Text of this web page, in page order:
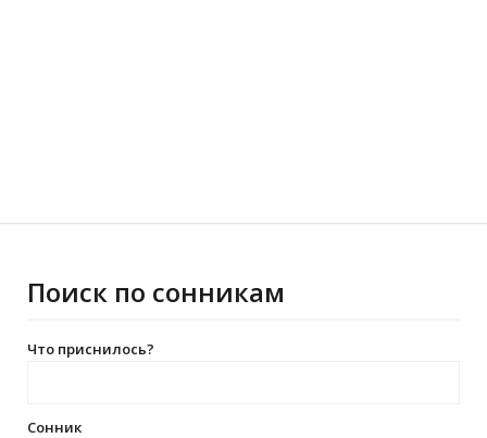
Поиск по сонникам
Что приснилось?
Сонник